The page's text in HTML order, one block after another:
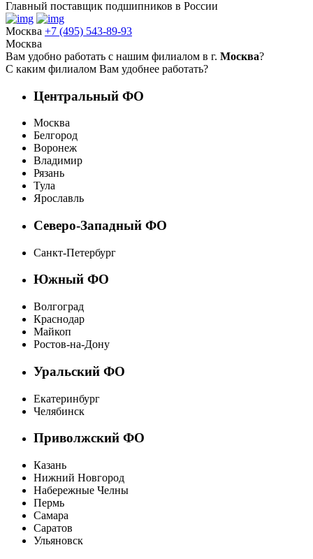
Главный поставщик подшипников в России
Москва +7 (495) 543-89-93
Москва
Вам удобно работать с нашим филиалом в г. Москва?
С каким филиалом Вам удобнее работать?
Центральный ФО
Москва
Белгород
Воронеж
Владимир
Рязань
Тула
Ярославль
Северо-Западный ФО
Санкт-Петербург
Южный ФО
Волгоград
Краснодар
Майкоп
Ростов-на-Дону
Уральский ФО
Екатеринбург
Челябинск
Приволжский ФО
Казань
Нижний Новгород
Набережные Челны
Пермь
Самара
Саратов
Ульяновск